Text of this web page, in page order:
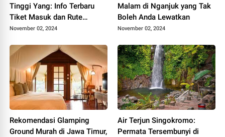
Tinggi Yang: Info Terbaru
Tiket Masuk dan Rute
Pendakian Gunung Argopuro
November 02, 2024
Malam di Nganjuk yang Tak
Boleh Anda Lewatkan
November 02, 2024
Rekomendasi Glamping
Ground Murah di Jawa Timur,
Air Terjun Singokromo:
Permata Tersembunyi di